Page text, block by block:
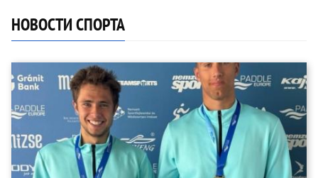
НОВОСТИ СПОРТА